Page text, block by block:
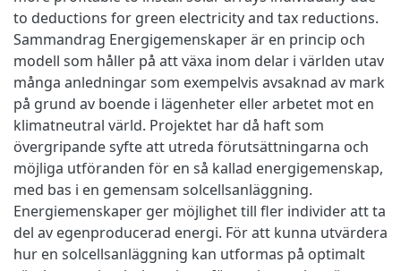
to deductions for green electricity and tax reductions.
Sammandrag Energigemenskaper är en princip och
modell som håller på att växa inom delar i världen utav
många anledningar som exempelvis avsaknad av mark
på grund av boende i lägenheter eller arbetet mot en
klimatneutral värld. Projektet har då haft som
övergripande syfte att utreda förutsättningarna och
möjliga utföranden för en så kallad energigemenskap,
med bas i en gemensam solcellsanläggning.
Energiemenskaper ger möjlighet till fler individer att ta
del av egenproducerad energi. För att kunna utvärdera
hur en solcellsanläggning kan utformas på optimalt